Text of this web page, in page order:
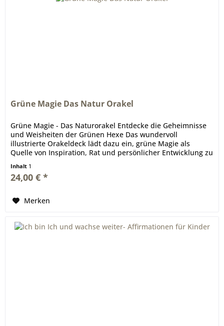
Grüne Magie Das Natur Orakel
Grüne Magie - Das Naturorakel Entdecke die Geheimnisse
und Weisheiten der Grünen Hexe Das wundervoll
illustrierte Orakeldeck lädt dazu ein, grüne Magie als
Quelle von Inspiration, Rat und persönlicher Entwicklung zu
Inhalt 1
24,00 € *
Merken